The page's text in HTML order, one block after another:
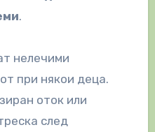
.
нелечими
при някои деца.
оток или
след